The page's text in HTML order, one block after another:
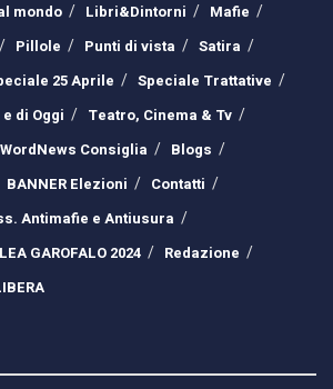
mondo
Libri&Dintorni
Mafie
Pillole Punti di vista
Satira
25 Aprile
Speciale Trattative
di Oggi
Teatro, Cinema & Tv
WordNews Consiglia
Blogs
BANNER Elezioni
Contatti
Antimafie e Antiusura
GAROFALO 2024
Redazione